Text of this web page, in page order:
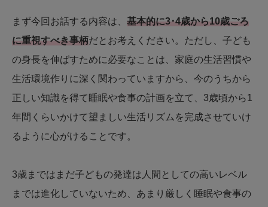
まず今回お話する内容は、 基本的に3･4歳から10歳ごろ
に重視すべき事柄だとお考えください。ただし、子ども
の身長を伸ばすために必要なことは、家庭の生活習慣や
生活環境作りに深く関わっていますから、今のうちから
正しい知識を得て睡眠や食事の計画を立て、3歳頃から1
年間くらいかけて望ましい生活リズムを完成させていけ
るように心がけることです。
3歳まではまだ子どもの発達は人間としての高いレベル
までは進化していないため、あまり厳しく睡眠や食事の